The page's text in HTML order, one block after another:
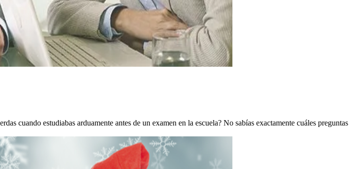
cuando estudiabas arduamente antes de un examen en la escuela? No sabías exactamente cuáles preguntas